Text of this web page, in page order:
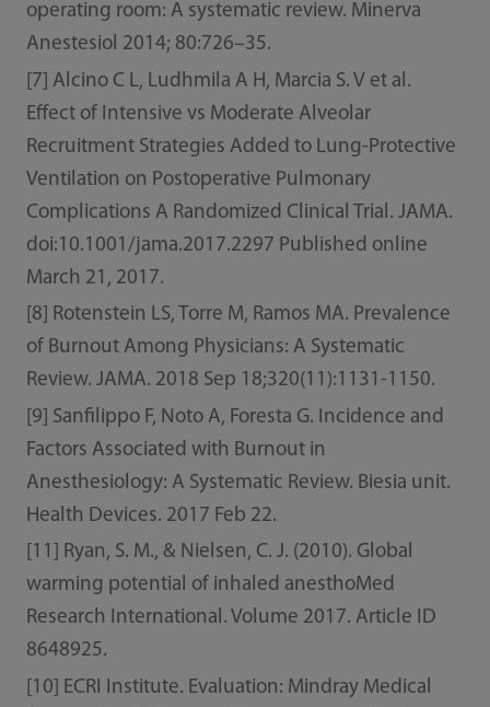
operating room: A systematic review. Minerva
Anestesiol 2014; 80:726–35.
[7] Alcino C L, Ludhmila A H, Marcia S. V et al.
Effect of Intensive vs Moderate Alveolar
Recruitment Strategies Added to Lung-Protective
Ventilation on Postoperative Pulmonary
Complications A Randomized Clinical Trial. JAMA.
doi:10.1001/jama.2017.2297 Published online
March 21, 2017.
[8] Rotenstein LS, Torre M, Ramos MA. Prevalence
of Burnout Among Physicians: A Systematic
Review. JAMA. 2018 Sep 18;320(11):1131-1150.
[9] Sanfilippo F, Noto A, Foresta G. Incidence and
Factors Associated with Burnout in
Anesthesiology: A Systematic Review. Biesia unit.
Health Devices. 2017 Feb 22.
[11] Ryan, S. M., & Nielsen, C. J. (2010). Global
warming potential of inhaled anesthoMed
Research International. Volume 2017. Article ID
8648925.
[10] ECRI Institute. Evaluation: Mindray Medical